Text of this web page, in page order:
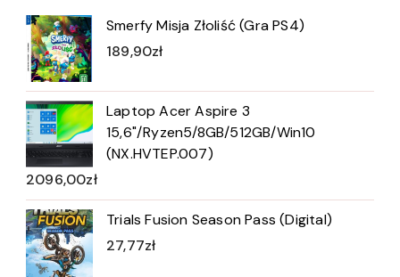
Smerfy Misja Złoliść (Gra PS4)
189,90zł
Laptop Acer Aspire 3
15,6"/Ryzen5/8GB/512GB/Win10
(NX.HVTEP.007)
2096,00zł
Trials Fusion Season Pass (Digital)
27,77zł